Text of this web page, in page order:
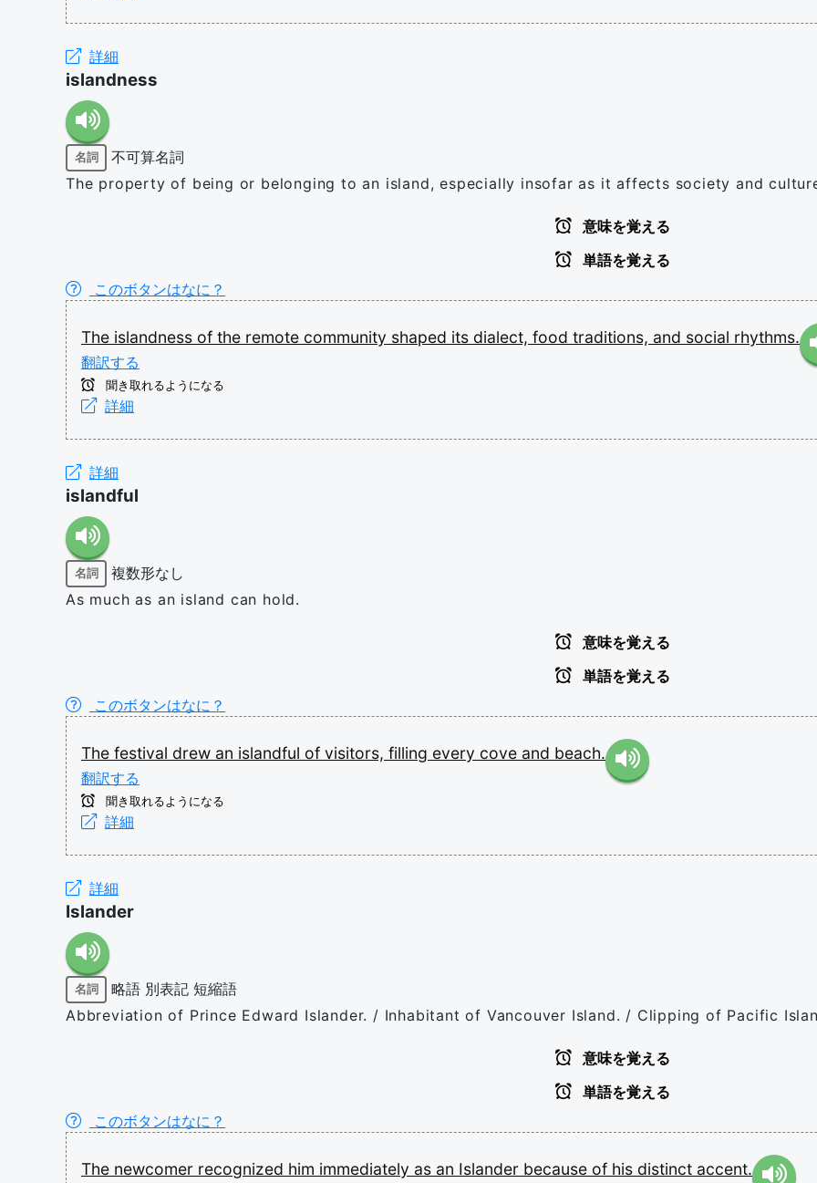
詳細
islandness
名詞
不可算名詞
The property of being or belonging to an island, especially insofar as it affects society and
意味を覚える
単語を覚える
このボタンはなに？
The islandness of the remote community shaped its dialect, food traditions, and social rhythms.
翻訳する
聞き取れるようになる
詳細
詳細
islandful
名詞
複数形なし
As much as an island can hold.
意味を覚える
単語を覚える
このボタンはなに？
The festival drew an islandful of visitors, filling every cove and beach.
翻訳する
聞き取れるようになる
詳細
詳細
Islander
名詞 略語 別表記 短縮語
Abbreviation of Prince Edward Islander. / Inhabitant of Vancouver Island. / Clipping of Pacific
意味を覚える
単語を覚える
このボタンはなに？
The newcomer recognized him immediately as an Islander because of his distinct accent.